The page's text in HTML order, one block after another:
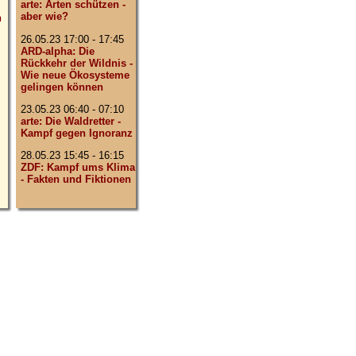
arte: Arten schützen -
aber wie?
26.05.23 17:00 - 17:45
ARD-alpha: Die
Rückkehr der Wildnis -
Wie neue Ökosysteme
gelingen können
23.05.23 06:40 - 07:10
arte: Die Waldretter -
Kampf gegen Ignoranz
28.05.23 15:45 - 16:15
ZDF: Kampf ums Klima
- Fakten und Fiktionen